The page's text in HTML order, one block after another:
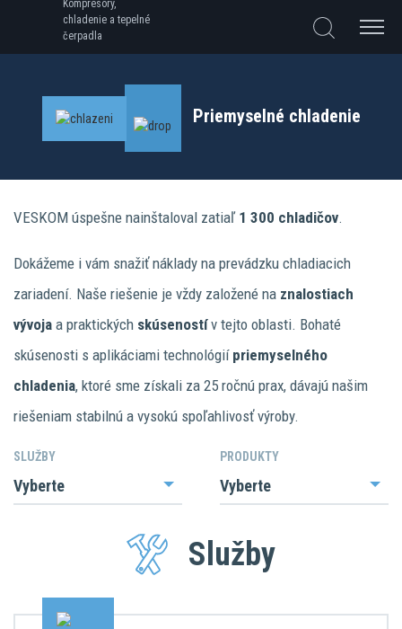
Kompresory,
chladenie a tepelné
čerpadla
Priemyselné chladenie
VESKOM úspešne nainštaloval zatiaľ 1 300 chladičov.
Dokážeme i vám snažiť náklady na prevádzku chladiacich
zariadení. Naše riešenie je vždy založené na znalostiach
vývoja a praktických skúsenostív tejto oblasti. Bohaté
skúsenosti s aplikáciami technológií priemyselného
chladenia, ktoré sme získali za 25 ročnú prax, dávajú našim
riešeniam stabilnú a vysokú spoľahlivosť výroby.
SLUŽBY PRODUKTY
Služby